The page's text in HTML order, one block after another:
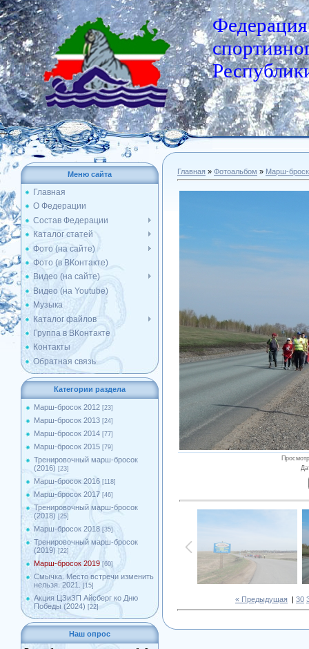
Федерация
Меню сайта
Главная
О Федерации
Состав Федерации
Каталог статей
Фото (на сайте)
Фото (в ВКонтакте)
Видео (на сайте)
Видео (на Youtube)
Музыка
Каталог файлов
Группа в ВКонтакте
Контакты
Обратная связь
Категории раздела
Марш-бросок 2012 [23]
Марш-бросок 2013 [24]
Марш-бросок 2014 [77]
Марш-бросок 2015 [79]
Тренировочный марш-бросок
(2016) [23]
Марш-бросок 2016 [118]
Марш-бросок 2017 [46]
Тренировочный марш-бросок
(2018) [25]
Марш-бросок 2018 [35]
Тренировочный марш-бросок
(2019) [22]
Марш-бросок 2019 [60]
Смычка. Место встречи изменить
нельзя. 2021.
[15]
Акция ЦЗиЗП Айсберг ко Дню
Победы (2024) [22]
Наш опрос
Главная » Фотоальбом » Марш-
« Предыдущая | 30